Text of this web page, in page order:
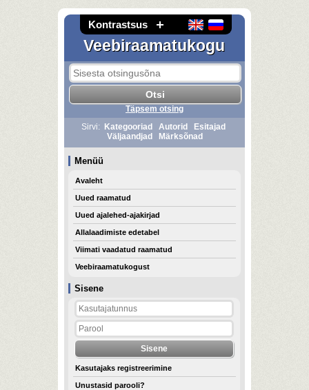
Kontrastsus
Veebiraamatukogu
Sisene
Kasutajaks registreerimine
Unustasid parooli?
Täpsem otsing
Sirvi:
Kategooriad Autorid
Esitajad
Väljaandjad
Märksõnad
Menüü
Avaleht
Uued raamatud
Uued ajalehed-ajakirjad
Allalaadimiste edetabel
Viimati vaadatud raamatud
Veebiraamatukogust